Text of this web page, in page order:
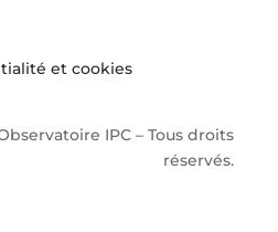
et cookies
IPC – Tous droits
réservés.